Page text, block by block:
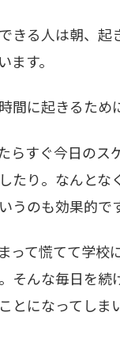
きる人は朝、起
ます。
間に起きるため
らすぐ今日のス
たり。なんと
うのも効果的で
って慌てて学校
そんな毎日を
とになってしま